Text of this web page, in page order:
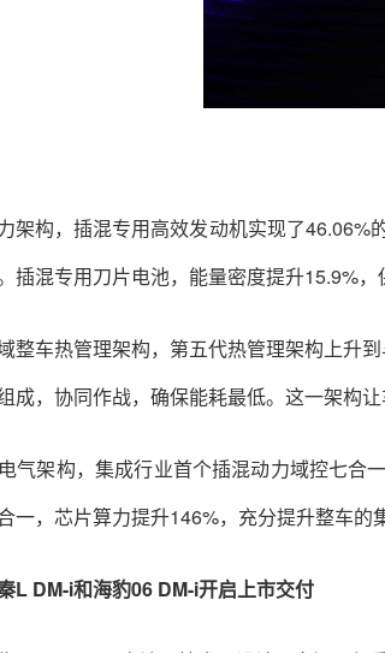
架构，插混专用高效发动机实现了
插混专用刀片电池，能量密度提升15.9%，
整车热管理架构，第五代热管理架构上升
成，协同作战，确保能耗最低。这一架构
气架构，集成行业首个插混动力域控七合
一，芯片算力提升146%，充分提升整车的
L DM-i和海豹06 DM-i开启上市交付